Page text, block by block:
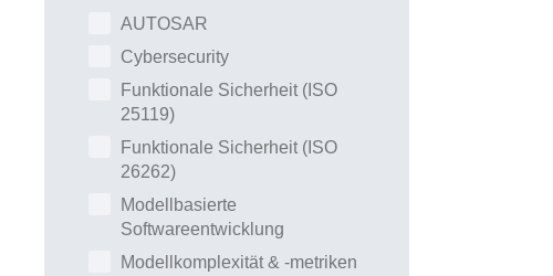
AUTOSAR
Cybersecurity
Funktionale Sicherheit (ISO
25119)
Funktionale Sicherheit (ISO
26262)
Modellbasierte
Softwareentwicklung
Modellkomplexität & -metriken